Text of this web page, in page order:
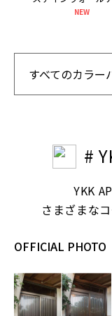
NEW
すべてのカラー
#
YKK
さまざまな
OFFICIAL PHOTO